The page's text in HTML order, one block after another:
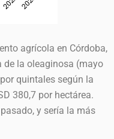
agrícola en Córdoba,
de la oleaginosa (mayo
quintales según la
380,7 por hectárea.
y sería la más